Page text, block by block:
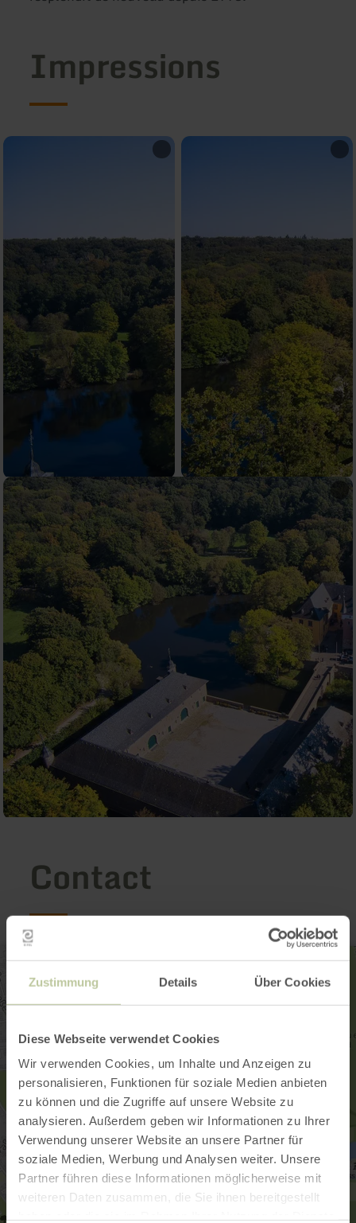
Zustimmung Details Über Cookies
Diese Webseite verwendet Cookies
Wir verwenden Cookies, um Inhalte und Anzeigen zu
personalisieren, Funktionen für soziale Medien anbieten
zu können und die Zugriffe auf unsere Website zu
analysieren. Außerdem geben wir Informationen zu Ihrer
Verwendung unserer Website an unsere Partner für
soziale Medien, Werbung und Analysen weiter. Unsere
Partner führen diese Informationen möglicherweise mit
weiteren Daten zusammen, die Sie ihnen bereitgestellt
Impressions
Contact